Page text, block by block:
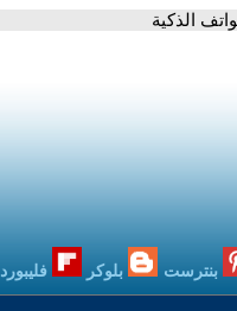
الذكية
بنترست بلوكر فليبورد